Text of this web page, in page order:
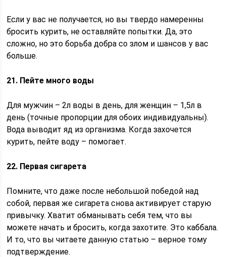
Если у вас не получается, но вы твердо намеренны
бросить курить, не оставляйте попытки. Да, это
сложно, но это борьба добра со злом и шансов у вас
больше.
21. Пейте много воды
Для мужчин – 2л воды в день, для женщин – 1,5л в
день (точные пропорции для обоих индивидуальны).
Вода выводит яд из организма. Когда захочется
курить, пейте воду – помогает.
22. Первая сигарета
Помните, что даже после небольшой победой над
собой, первая же сигарета снова активирует старую
привычку. Хватит обманывать себя тем, что вы
можете начать и бросить, когда захотите. Это каббала.
И то, что вы читаете данную статью – верное тому
подтверждение.